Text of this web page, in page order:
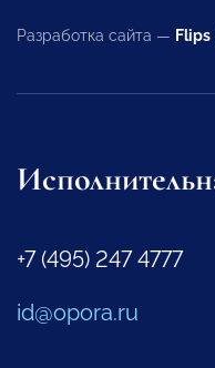
Разработка сайта — Flips
+7 (495) 247 4777
id@opora.ru